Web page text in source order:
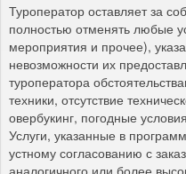
Туроператор оставляет за
полностью отменять любые
мероприятия и прочее),
невозможности их
туроператора
техники, отсутствие
овербукинг, погодные
Услуги, указанные в
устному согласованию с
аналогичного или более